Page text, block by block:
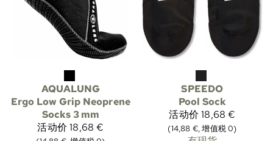
AQUALUNG
Ergo Low Grip Neoprene
Socks 3 mm
活动价 18,68 €
SPEEDO
Pool Sock
活动价 18,68 €
(14,88 €, 增值税 0)